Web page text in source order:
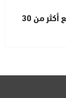
زلزال سياسي بالعيون… استقالة جماعية مع أكثر من 30